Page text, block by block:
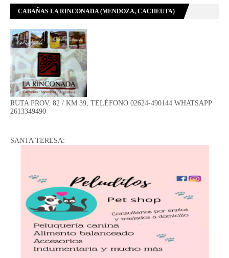
CABAÑAS LA RINCONADA (MENDOZA, CACHEUTA)
RUTA PROV. 82 / KM 39, TELÉFONO 02624-490144 WHATSAPP
2613349490
SANTA TERESA: